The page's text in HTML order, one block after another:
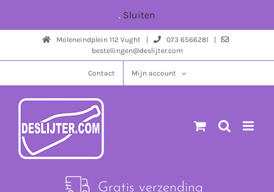
. Sluiten
Moleneindplein 112 Vught |
073 6566281 |
bestellingen@deslijter.com
Contact Mijn account
Gratis verzending